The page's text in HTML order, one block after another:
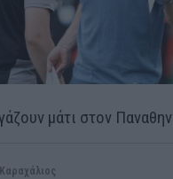
μάτι στον